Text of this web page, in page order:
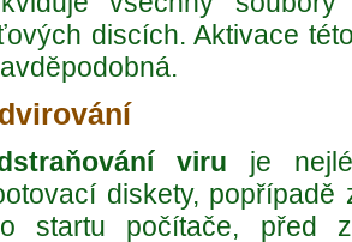
discích. Aktivace
viru je
diskety,
startu počítače, před